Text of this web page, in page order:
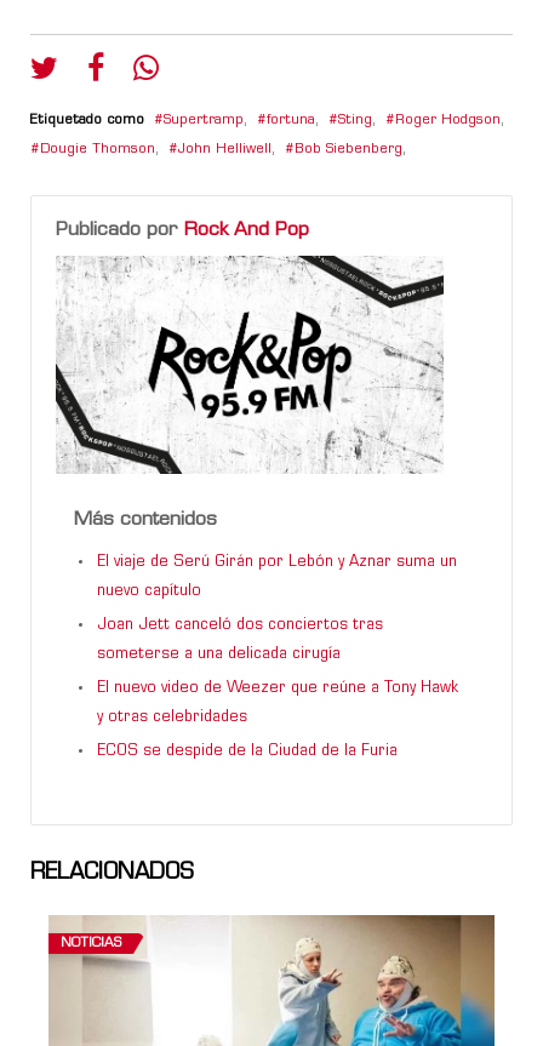
Etiquetado como Supertramp, fortuna, Sting, Roger Hodgson,
Dougie Thomson, John Helliwell , Bob Siebenberg,
Publicado por Rock And Pop
Más contenidos
El viaje de Serú Girán por Lebón y Aznar suma un
nuevo capítulo
Joan Jett canceló dos conciertos tras
someterse a una delicada cirugía
El nuevo video de Weezer que reúne a Tony Hawk
y otras celebridades
ECOS se despide de la Ciudad de la Furia
RELACIONADOS
NOTICIAS